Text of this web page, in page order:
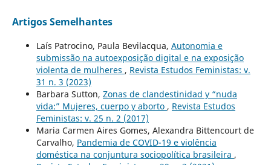
Artigos Semelhantes
Laís Patrocino, Paula Bevilacqua, Autonomia e
submissão na autoexposição digital e na exposição
violenta de mulheres , Revista Estudos Feministas: v.
31 n. 3 (2023)
Barbara Sutton, Zonas de clandestinidad y “nuda
vida:” Mujeres, cuerpo y aborto , Revista Estudos
Feministas: v. 25 n. 2 (2017)
Maria Carmen Aires Gomes, Alexandra Bittencourt de
Carvalho, Pandemia de COVID-19 e violência
doméstica na conjuntura sociopolítica brasileira ,